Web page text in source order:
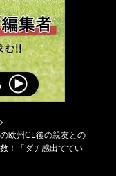
欧州CL後の親友との
！「ダチ感出ててい